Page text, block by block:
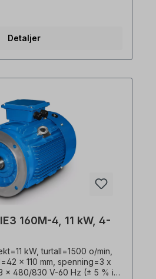
effektivitetsklasse=IE3,
PTC-termistorer, Vekt=116,0
støpejern,
for clutchdrift. For
forsterkede sylindriske
motoren er egnet for
og for begge
henhold til VDE 0105 og IEC
den elektriske drivenheten
personell. For
spesialutførelser, vennligst
Alle produktbilder er
Med forbehold om
Detaljer
160M-4, 11 kW, 4-
kW, turtall=1500 o/min,
x 110 mm, spenning=3 x
x 480/830 V-60 Hz (± 5 % i